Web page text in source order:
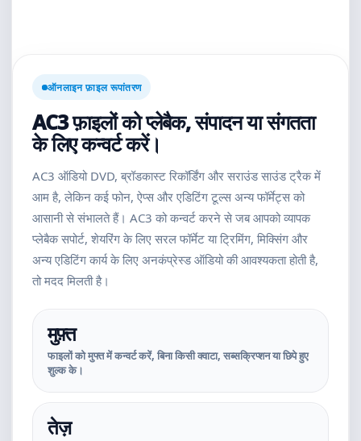
ऑनलाइन फ़ाइल रूपांतरण
AC3 फ़ाइलों को प्लेबैक, संपादन या संगतता
के लिए कन्वर्ट करें।
AC3 ऑडियो DVD, ब्रॉडकास्ट रिकॉर्डिंग और सराउंड साउंड ट्रैक में
आम है, लेकिन कई फोन, ऐप्स और एडिटिंग टूल्स अन्य फॉर्मेट्स को
आसानी से संभालते हैं। AC3 को कन्वर्ट करने से जब आपको व्यापक
प्लेबैक सपोर्ट, शेयरिंग के लिए सरल फॉर्मेट या ट्रिमिंग, मिक्सिंग और
अन्य एडिटिंग कार्य के लिए अनकंप्रेस्ड ऑडियो की आवश्यकता होती है,
तो मदद मिलती है।
मुफ़्त
फाइलों को मुफ्त में कन्वर्ट करें, बिना किसी क्वाटा, सब्सक्रिप्शन या छिपे हुए
शुल्क के।
तेज़